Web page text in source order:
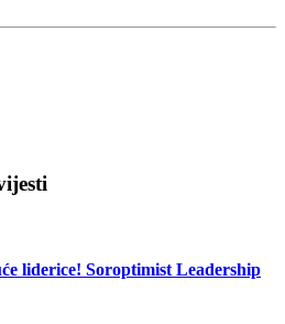
liderice! Soroptimist Leadership